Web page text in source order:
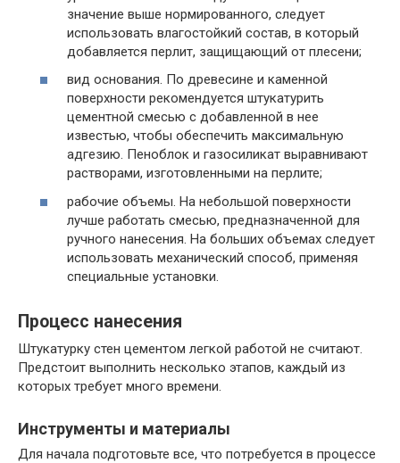
значение выше нормированного, следует
использовать влагостойкий состав, в который
добавляется перлит, защищающий от плесени;
вид основания. По древесине и каменной
поверхности рекомендуется штукатурить
цементной смесью с добавленной в нее
известью, чтобы обеспечить максимальную
адгезию. Пеноблок и газосиликат выравнивают
растворами, изготовленными на перлите;
рабочие объемы. На небольшой поверхности
лучше работать смесью, предназначенной для
ручного нанесения. На больших объемах следует
использовать механический способ, применяя
специальные установки.
Процесс нанесения
Штукатурку стен цементом легкой работой не считают.
Предстоит выполнить несколько этапов, каждый из
которых требует много времени.
Инструменты и материалы
Для начала подготовьте все, что потребуется в процессе